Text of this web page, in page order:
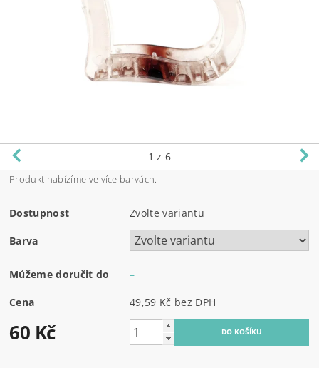
1 z 6
Produkt nabízíme ve více barvách.
Dostupnost Zvolte variantu
Barva
Můžeme doručit do –
Cena 49,59 Kč bez DPH
60 Kč